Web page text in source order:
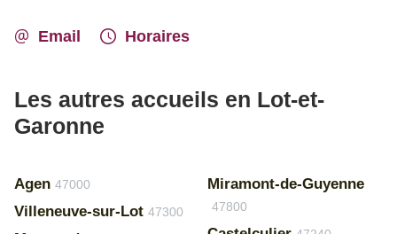
Email Horaires
Les autres accueils en Lot-et-
Garonne
Agen 47000
Villeneuve-sur-Lot 47300
Miramont-de-Guyenne
47800